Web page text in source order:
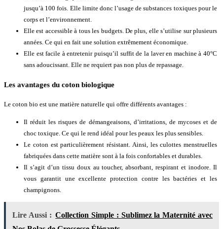
jusqu’à 100 fois. Elle limite donc l’usage de substances toxiques pour le
corps et l’environnement.
Elle est accessible à tous les budgets. De plus, elle s’utilise sur plusieurs
années. Ce qui en fait une solution extrêmement économique.
Elle est facile à entretenir puisqu’il suffit de la laver en machine à 40°C
sans adoucissant. Elle ne requiert pas non plus de repassage.
Les avantages du coton biologique
Le coton bio est une matière naturelle qui offre différents avantages :
Il réduit les risques de démangeaisons, d’irritations, de mycoses et de
choc toxique. Ce qui le rend idéal pour les peaux les plus sensibles.
Le coton est particulièrement résistant. Ainsi, les culottes menstruelles
fabriquées dans cette matière sont à la fois confortables et durables.
Il s’agit d’un tissu doux au toucher, absorbant, respirant et inodore. Il
vous garantit une excellente protection contre les bactéries et les
champignons.
Lire Aussi : Collection Simple : Sublimez la Maternité avec